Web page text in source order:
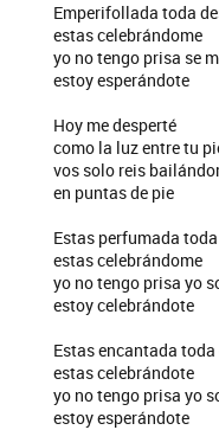
Emperifollada toda
estas celebrándome
yo no tengo prisa se
estoy esperándote
Hoy me desperté
como la luz entre tu
vos solo reis
en puntas de pie
Estas perfumada
estas celebrándome
yo no tengo prisa yo
estoy celebrándote
Estas encantada
estas celebrándote
yo no tengo prisa yo
estoy esperándote